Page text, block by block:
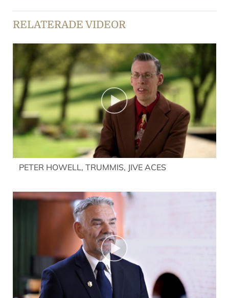
RELATERADE VIDEOR
PETER HOWELL, TRUMMIS, JIVE ACES